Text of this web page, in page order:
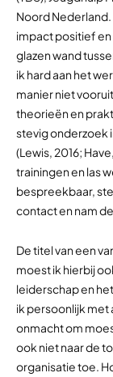
Noord
impact positief en
glazen wand
ik hard aan het
manier niet
theorieën en
stevig onderzoek
(Lewis, 2016;
trainingen en las
bespreekbaar,
contact en nam
De titel van een
moest ik hierbij
leiderschap en
ik persoonlijk met
onmacht om
ook niet naar de
organisatie toe.